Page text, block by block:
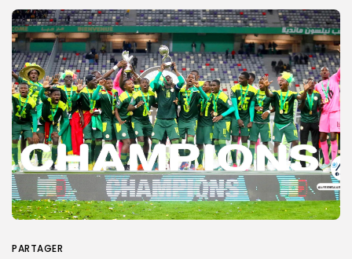
PARTAGER